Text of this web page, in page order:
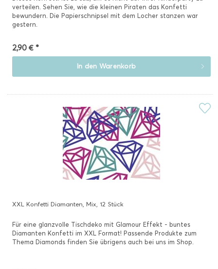
verteilen. Sehen Sie, wie die kleinen Piraten das Konfetti
bewundern. Die Papierschnipsel mit dem Locher stanzen war
gestern.
2,90 € *
In den Warenkorb
XXL Konfetti Diamanten, Mix, 12 Stück
Für eine glanzvolle Tischdeko mit Glamour Effekt - buntes
Diamanten Konfetti im XXL Format! Passende Produkte zum
Thema Diamonds finden Sie übrigens auch bei uns im Shop.